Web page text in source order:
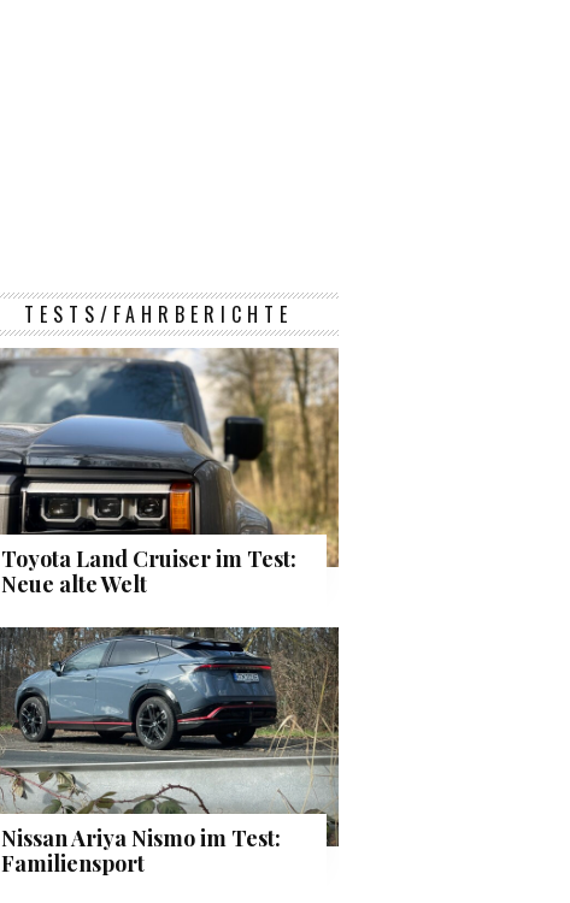
TESTS/FAHRBERICHTE
Toyota Land Cruiser im Test:
Neue alte Welt
Nissan Ariya Nismo im Test:
Familiensport